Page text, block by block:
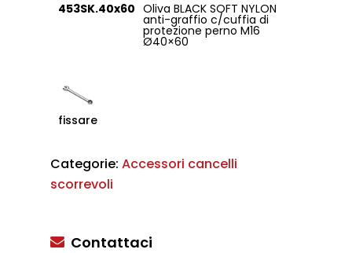
453SK.40x60 Oliva BLACK SOFT NYLON
anti-graffio c/cuffia di
protezione perno M16
Ø40×60
fissare
Categorie: Accessori cancelli
scorrevoli
Contattaci